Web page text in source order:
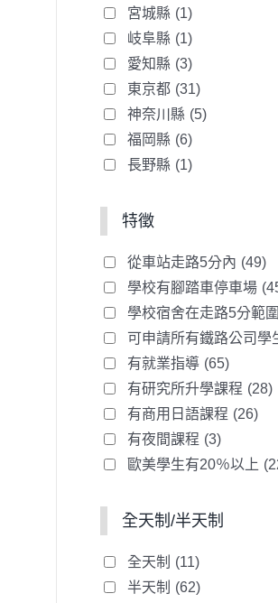
宮城縣 (1)
岐阜縣 (1)
愛知縣 (3)
東京都 (31)
神奈川縣 (5)
福岡縣 (6)
長野縣 (1)
特徵
從車站走路5分內 (49)
學校有腳踏車停車場
學校宿舍在走路5分範
可申請所有鐵路公司學
有就業指導 (65)
有研究所升學課程 (28)
有商用日語課程 (26)
有夜間課程 (3)
歐美學生有20％以上
全天制/半天制
全天制 (11)
半天制 (62)